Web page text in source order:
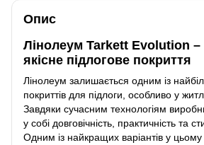
Опис
Лінолеум Tarkett Evolution –
якісне підлогове покриття
Лінолеум залишається одним із
покриттів для підлоги, особливо у
Завдяки сучасним технологіям
у собі довговічність, практичність та
Одним із найкращих варіантів у цьому